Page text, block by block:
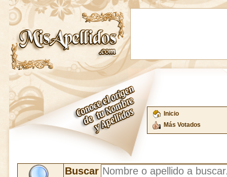
Inicio
Más Votados
Buscar